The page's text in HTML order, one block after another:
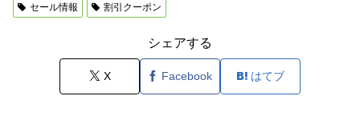
セール情報
割引クーポン
シェアする
X Facebook はてブ